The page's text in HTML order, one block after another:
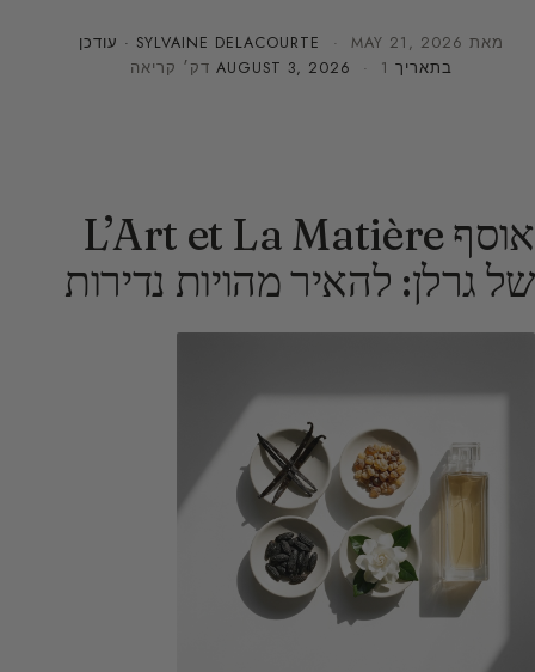
מאת SYLVAINE DELACOURTE · MAY 21, 2026
· עודכן
בתאריך
AUGUST 3, 2026 · 1 דק׳ קריאה
אוסף L’Art et La Matière
של גרלן: להאיר מהויות נדירות